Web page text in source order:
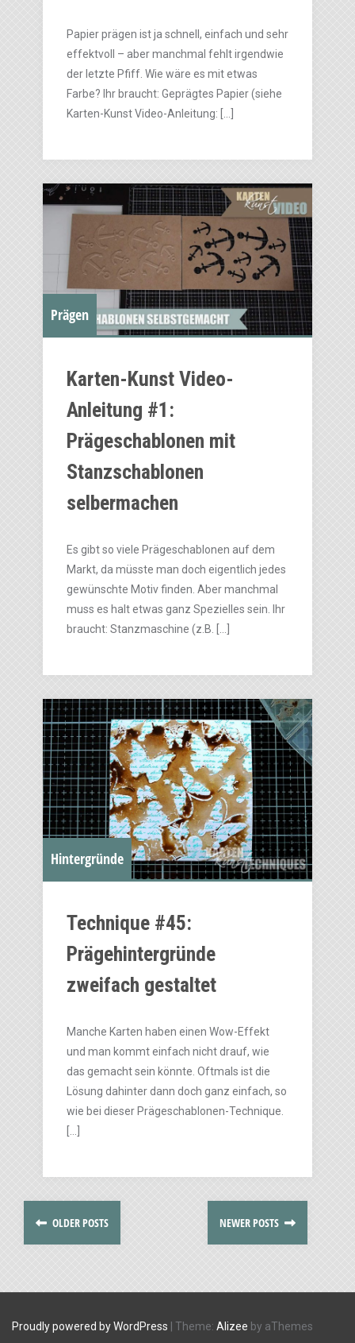
Papier prägen ist ja schnell, einfach und sehr
effektvoll – aber manchmal fehlt irgendwie
der letzte Pfiff. Wie wäre es mit etwas
Farbe? Ihr braucht: Geprägtes Papier (siehe
Karten-Kunst Video-Anleitung: […]
Prägen
Karten-Kunst Video-
Anleitung #1:
Prägeschablonen mit
Stanzschablonen
selbermachen
Es gibt so viele Prägeschablonen auf dem
Markt, da müsste man doch eigentlich jedes
gewünschte Motiv finden. Aber manchmal
muss es halt etwas ganz Spezielles sein. Ihr
braucht: Stanzmaschine (z.B. […]
Hintergründe
Technique #45:
Prägehintergründe
zweifach gestaltet
Manche Karten haben einen Wow-Effekt
und man kommt einfach nicht drauf, wie
das gemacht sein könnte. Oftmals ist die
Lösung dahinter dann doch ganz einfach, so
wie bei dieser Prägeschablonen-Technique.
OLDER POSTS NEWER POSTS
Proudly powered by WordPress Theme: Alizee by aThemes